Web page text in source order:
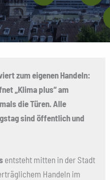
zum eigenen Handeln:
„Klima plus“ am
die Türen.Alle
sind öffentlich und
entsteht mitten in der Stadt
Handeln im